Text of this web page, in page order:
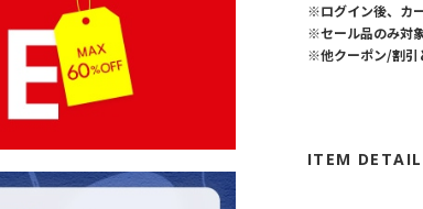
※ログイン後、カ
※セール品のみ対象
※他クーポン/割引
ITEM DETAIL